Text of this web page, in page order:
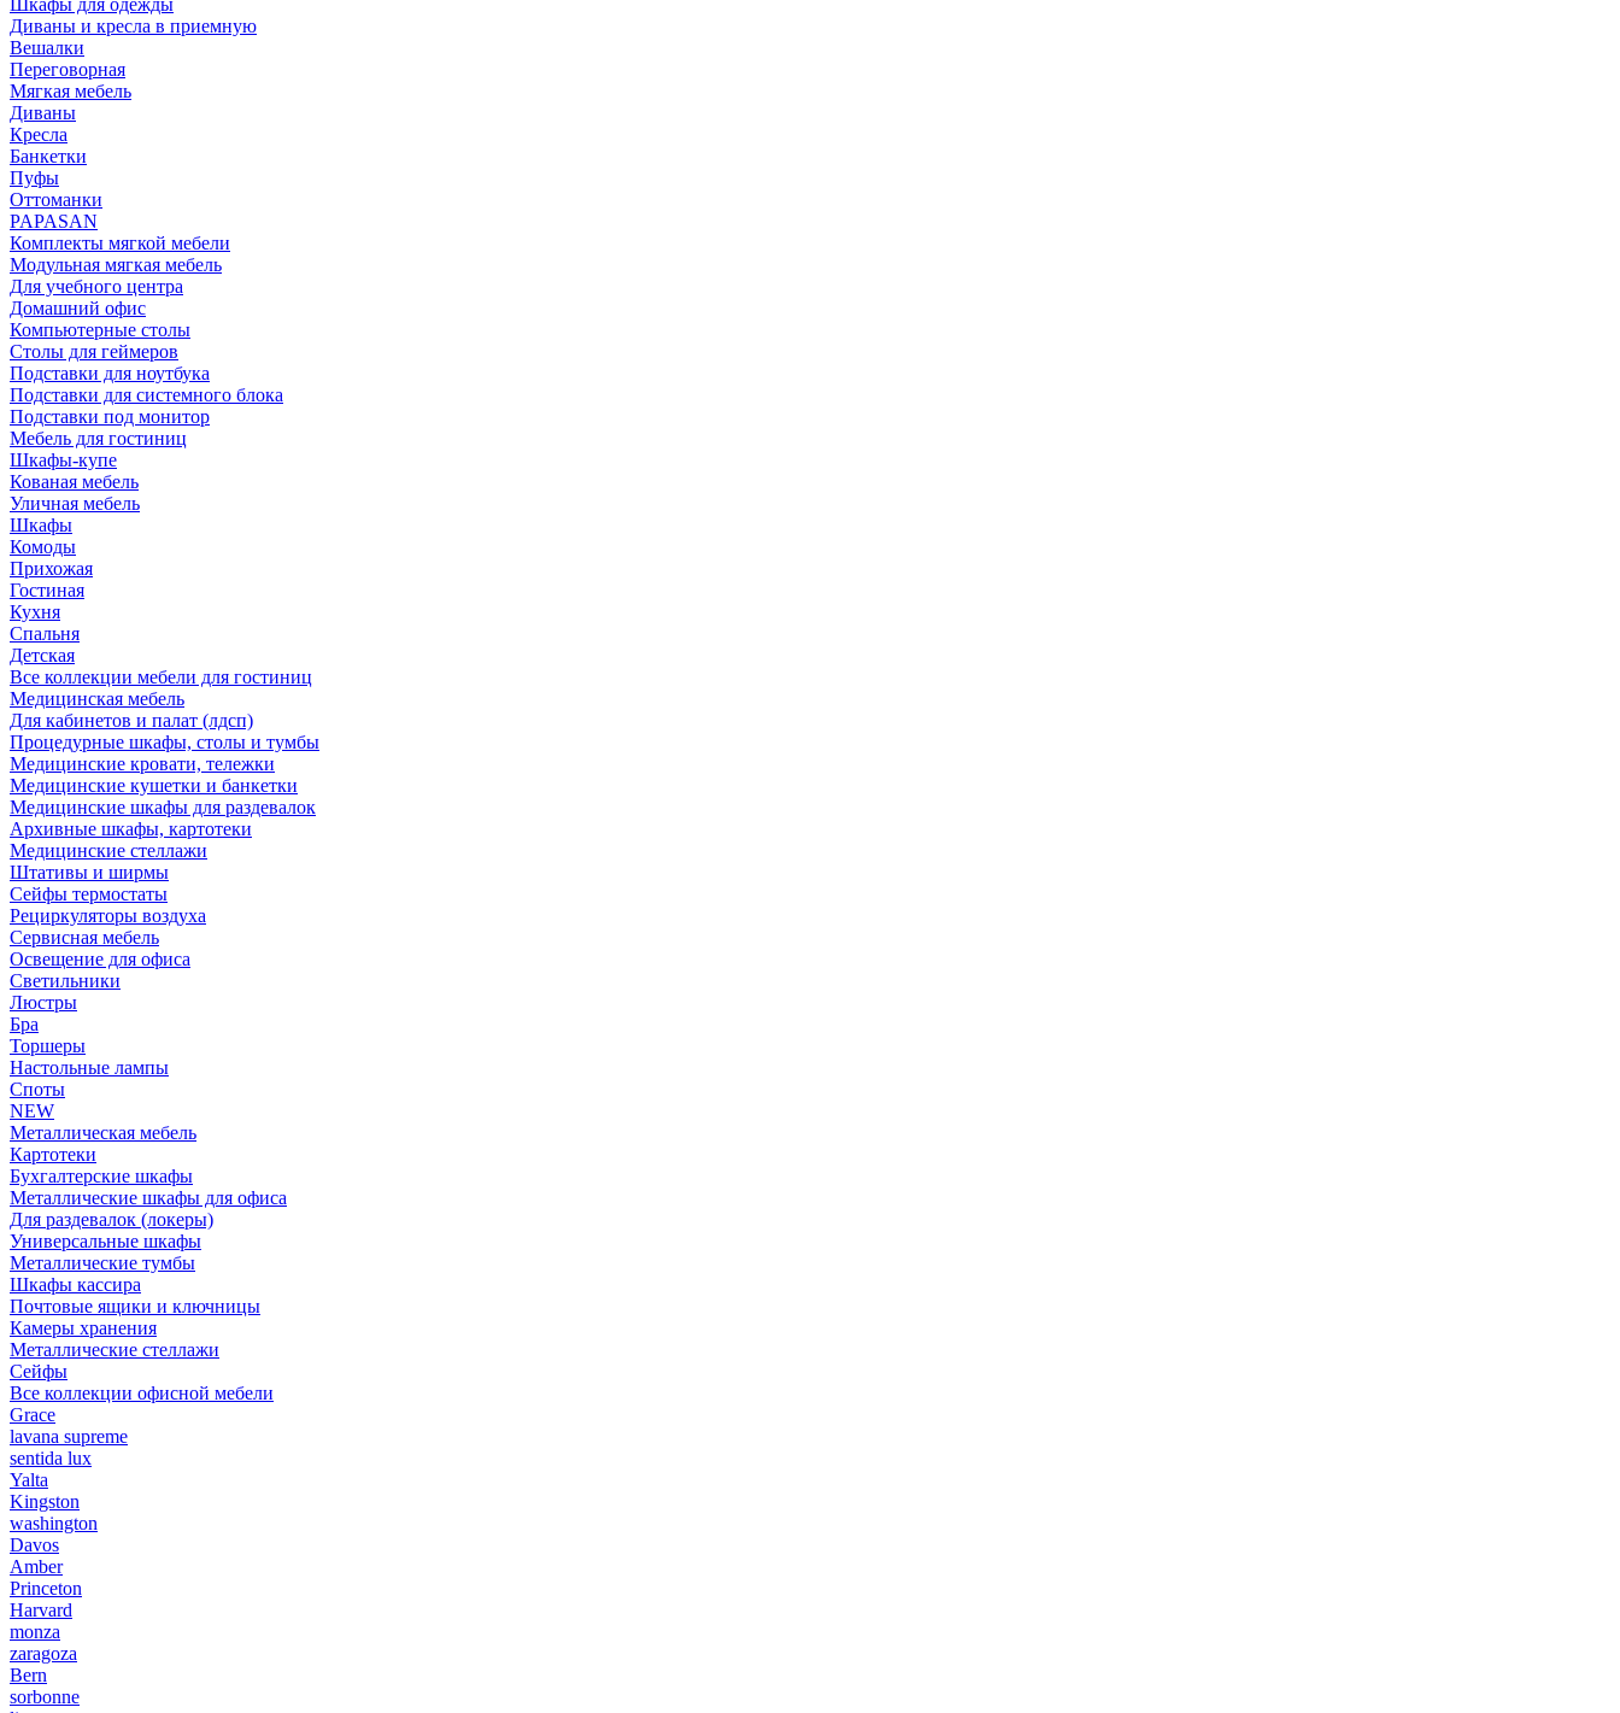
Шкафы для одежды
Диваны и кресла в приемную
Вешалки
Переговорная
Мягкая мебель
Диваны
Кресла
Банкетки
Пуфы
Оттоманки
PAPASAN
Комплекты мягкой мебели
Модульная мягкая мебель
Для учебного центра
Домашний офис
Компьютерные столы
Столы для геймеров
Подставки для ноутбука
Подставки для системного блока
Подставки под монитор
Мебель для гостиниц
Шкафы-купе
Кованая мебель
Уличная мебель
Шкафы
Комоды
Прихожая
Гостиная
Кухня
Спальня
Детская
Все коллекции мебели для гостиниц
Медицинская мебель
Для кабинетов и палат (лдсп)
Процедурные шкафы, столы и тумбы
Медицинские кровати, тележки
Медицинские кушетки и банкетки
Медицинские шкафы для раздевалок
Архивные шкафы, картотеки
Медицинские стеллажи
Штативы и ширмы
Сейфы термостаты
Рециркуляторы воздуха
Сервисная мебель
Освещение для офиса
Светильники
Люстры
Бра
Торшеры
Настольные лампы
Споты
NEW
Металлическая мебель
Картотеки
Бухгалтерские шкафы
Металлические шкафы для офиса
Для раздевалок (локеры)
Универсальные шкафы
Металлические тумбы
Шкафы кассира
Почтовые ящики и ключницы
Камеры хранения
Металлические стеллажи
Сейфы
Все коллекции офисной мебели
Grace
lavana supreme
sentida lux
Yalta
Kingston
washington
Davos
Amber
Princeton
Harvard
monza
zaragoza
Bern
sorbonne